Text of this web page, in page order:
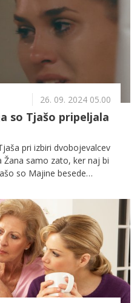
26. 09. 2024 05.00
so Tjašo pripeljala
pri izbiri dvobojevalcev
Žana samo zato, ker naj bi
so Majine besede
le še bolj vznemiril.